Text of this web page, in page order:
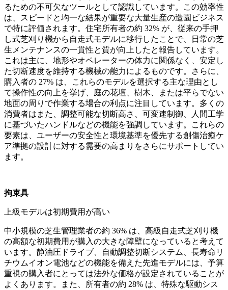
るための不可欠なツールとして認識しています。この効率性
は、スピードと均一な結果が重要な大量生産の造園ビジネス
で特に評価されます。住宅所有者の約 32% が、従来の手押
し式芝刈り機から自走式モデルに移行したことで、日常の芝
生メンテナンスの一貫性と質が向上したと報告しています。
これは主に、地形やオペレーターの体力に関係なく、安定し
た切断速度を維持する機械の能力によるものです。さらに、
購入者の 27% は、これらのモデルを選択する主な理由とし
て操作性の向上を挙げ、庭の花壇、樹木、または平らでない
地面の周りで作業する場合の利点に注目しています。多くの
消費者はまた、調整可能な切断高さ、可変速制御、人間工学
に基づいたハンドルなどの機能を強調しています。これらの
要素は、ユーザーの安全性と環境基準を優先する創傷治癒ケ
ア準拠の設計に対する需要の高まりをさらにサポートしてい
ます。
拘束具
上級モデルは初期費用が高い
中小規模の芝生管理業者の約 36% は、高級自走式芝刈り機
の高額な初期費用が購入の大きな障壁になっていると考えて
います。静油圧ドライブ、自動調整切断システム、長寿命リ
チウムイオン電池などの機能を備えた先進モデルには、予算
重視の購入者にとっては法外な価格が設定されていることが
よくあります。また、所有者の約 28% は、特殊な駆動シス